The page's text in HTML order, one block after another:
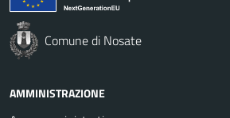
Comune di Nosate
AMMINISTRAZIONE